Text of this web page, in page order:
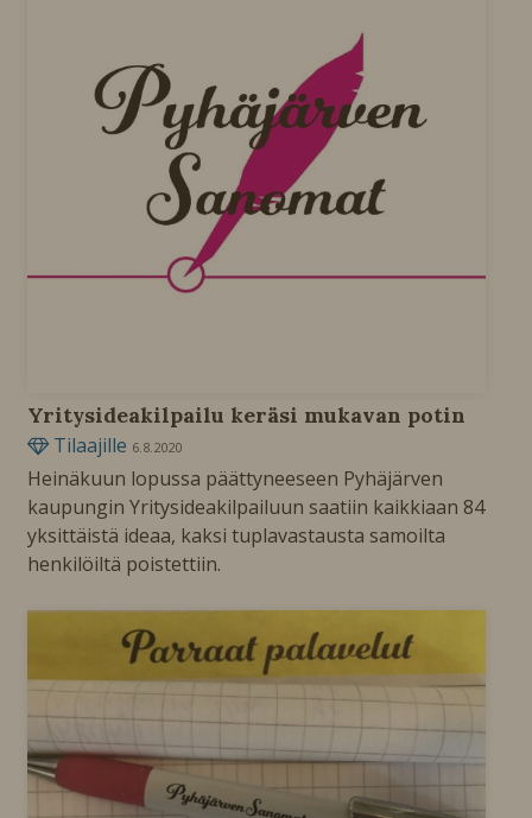
Yritysideakilpailu keräsi mukavan potin
Tilaajille 6.8.2020
Heinäkuun lopussa päättyneeseen Pyhäjärven
kaupungin Yritysideakilpailuun saatiin kaikkiaan 84
yksittäistä ideaa, kaksi tuplavastausta samoilta
henkilöiltä poistettiin.